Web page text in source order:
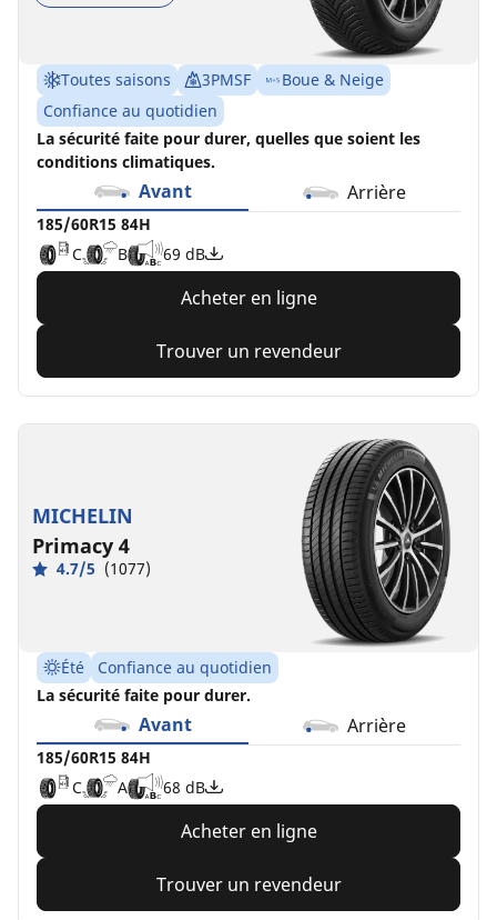
Toutes saisons 3PMSF
Boue & Neige
Confiance au quotidien
La sécurité faite pour durer, quelles que soient les
conditions climatiques.
Avant Arrière
185/60R15 84H
C
B 69 dB
Acheter en ligne
Trouver un revendeur
MICHELIN
Primacy 4
4.7/5 (1077)
Été
Confiance au quotidien
La sécurité faite pour durer.
Avant Arrière
185/60R15 84H
C
A 68 dB
Acheter en ligne
Trouver un revendeur